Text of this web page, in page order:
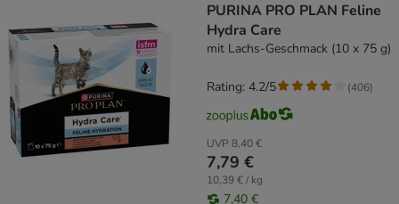
PURINA PRO PLAN Feline
Hydra Care
mit Lachs-Geschmack (10 x 75 g)
UVP 8,40 €
7,79 €
10,39 € / kg
7,40 €
Rating: 4.2/5 (406)